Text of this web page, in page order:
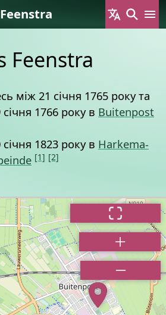
Feenstra
між 21 січня 1765 року та
січня 1766 року в Buitenpost
січня 1823 року в Harkema-
[1] [2]